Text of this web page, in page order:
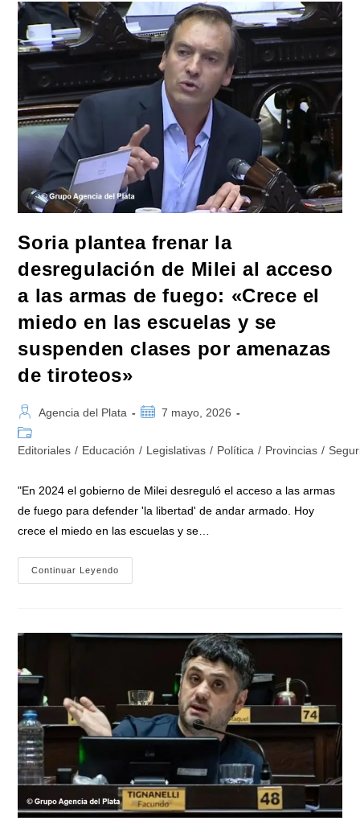
Parte
Del
Modelo
De
Entrega
Nacional
Que
Impulsa
Soria plantea frenar la
desregulación de Milei al acceso
a las armas de fuego: «Crece el
miedo en las escuelas y se
suspenden clases por amenazas
de tiroteos»
Autor
de
la
Agencia del Plata
Publicación
la
7 mayo, 2026
Categoría
de
Editoriales / Educación / Legislativas / Política / Provincias /
"En 2024 el gobierno de Milei desreguló el acceso a las armas
de fuego para defender 'la libertad' de andar armado. Hoy
crece el miedo en las escuelas y se…
Continuar Leyendo
Plantea
Milei
Armas
De
Fuego:
«Crece
El
Miedo
En
Escuelas
Y
Se
Suspenden